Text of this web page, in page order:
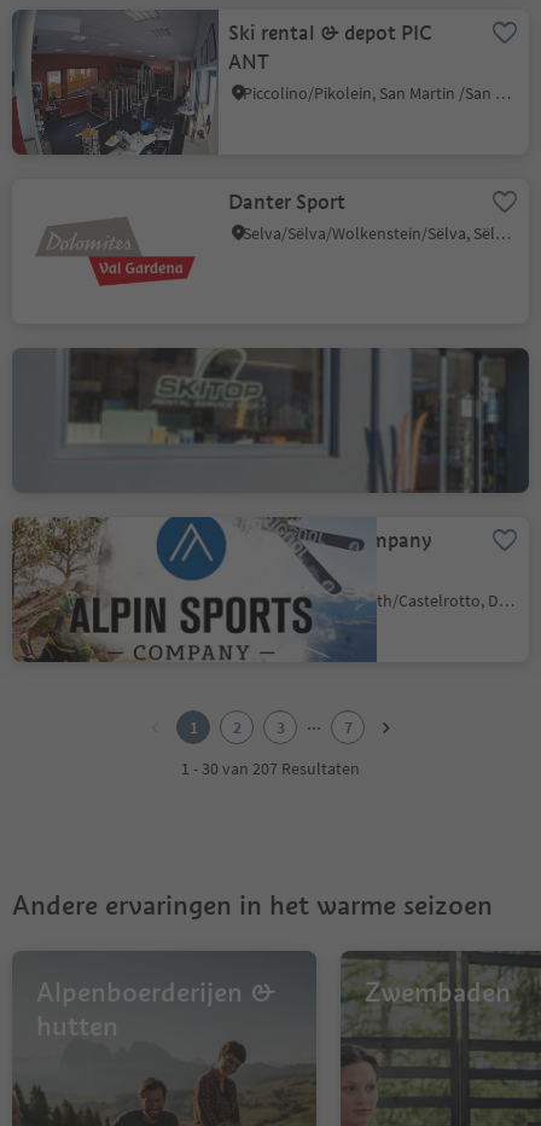
Ski rental & depot PIC
ANT
Piccolino/Pikolein, San Martin /San Martino, Dolomites Region Kronplatz/Plan de Corones
Danter Sport
Selva/Sëlva/Wolkenstein/Sëlva, Sëlva/Selva di Val Gardena, Dolomites Region Val Gardena
Ski Top La Val
Alpin Sports Company
Siusi/Seis, Kastelruth/Castelrotto, Dolomites Region Seiser Alm
1 2 3 ...
7
1 - 30 van 207 Resultaten
Andere ervaringen in het warme seizoen
Alpenboerderijen &
hutten
Zwembaden